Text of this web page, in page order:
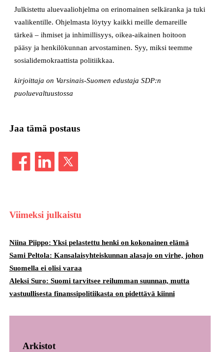
Julkistettu aluevaaliohjelma on erinomainen selkäranka ja tuki
vaalikentille. Ohjelmasta löytyy kaikki meille demareille
tärkeä – ihmiset ja inhimillisyys, oikea-aikainen hoitoon
pääsy ja henkilökunnan arvostaminen. Syy, miksi teemme
sosialidemokraattista politiikkaa.
kirjoittaja on Varsinais-Suomen edustaja SDP:n
puoluevaltuustossa
Jaa tämä postaus
Viimeksi julkaistu
Niina Piippo: Yksi pelastettu henki on kokonainen elämä
Sami Peltola: Kansalaisyhteiskunnan alasajo on virhe, johon
Suomella ei olisi varaa
Aleksi Suro: Suomi tarvitsee reilumman suunnan, mutta
vastuullisesta finanssipolitiikasta on pidettävä kiinni
Arkistot